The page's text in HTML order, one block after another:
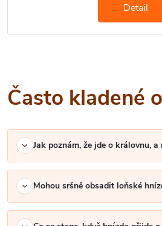
Detail
Často kladené
Jak poznám, že jde o královnu, a
Mohou sršně obsadit loňské